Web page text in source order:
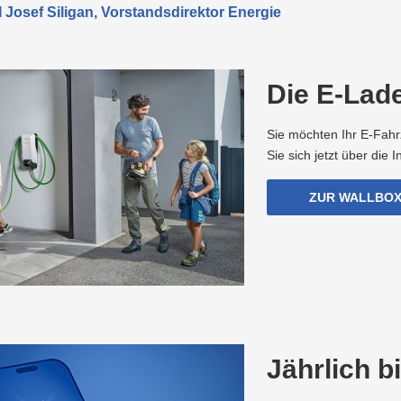
Josef Siligan, Vorstandsdirektor Energie
Die E-
Sie möchten Ihr E-
Sie sich jetzt über die
ZUR WALLBOX
Jährlich